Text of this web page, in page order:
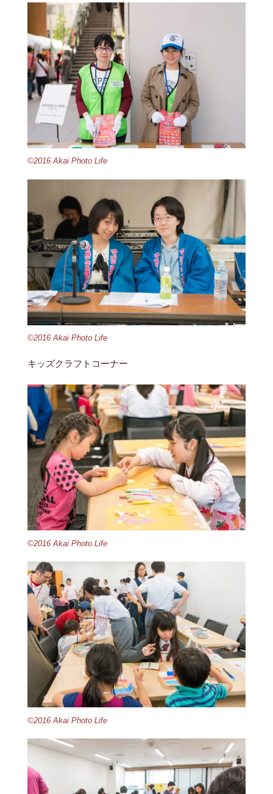
©2016 Akai Photo Life
©2016 Akai Photo Life
キッズクラフトコーナー
©2016 Akai Photo Life
©2016 Akai Photo Life